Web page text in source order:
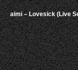
aimi – Lovesick (Live